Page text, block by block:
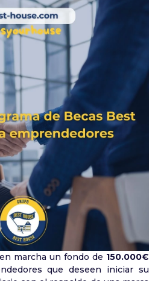
marcha un fondo de 150.000€
que deseen iniciar su